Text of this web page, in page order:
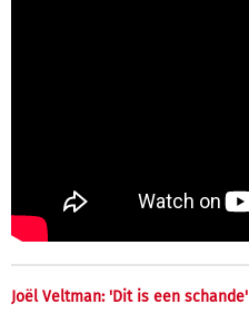
Joël Veltman: 'Dit is een schande'